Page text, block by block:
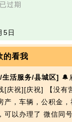
过期
5日
的看我
活服务/县城区] 🔔
[庆祝][庆祝] 【没有
产，车辆，公积金
可以办理了 微信同号